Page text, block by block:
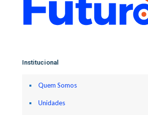
Institucional
Quem Somos
Unidades